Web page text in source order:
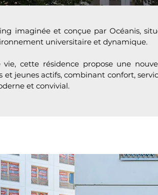
imaginée et conçue par Océanis,
universitaire et dynamique.
cette résidence propose une
jeunes actifs, combinant confort,
et convivial.